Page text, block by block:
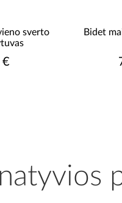
sverto
€
Bidet